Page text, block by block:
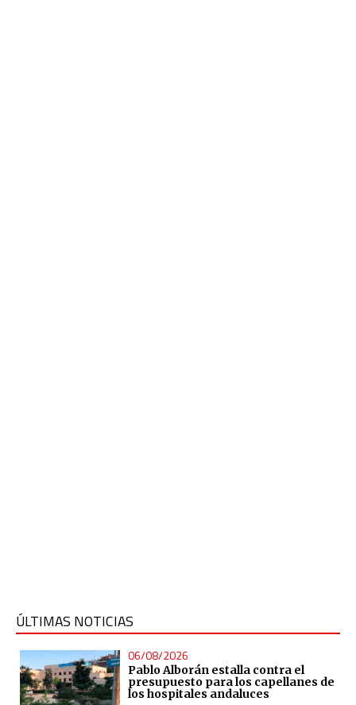
ÚLTIMAS NOTICIAS
06/08/2026
Pablo Alborán estalla contra el
presupuesto para los capellanes de
los hospitales andaluces